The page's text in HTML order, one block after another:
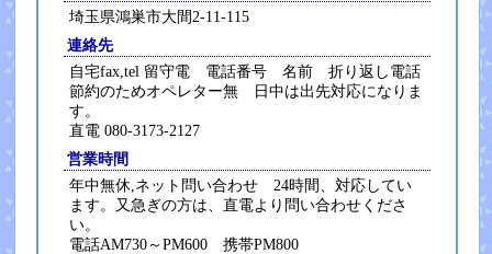
埼玉県鴻巣市大間2-11-115
連絡先
自宅fax,tel 留守電 電話番号 名前 折り返し電話
節約のためオペレター無 日中は出先対応になりま
す。
直電 080-3173-2127
営業時間
年中無休,ネット問い合わせ 24時間、対応してい
ます。又急ぎの方は、直電より問い合わせくださ
い。
電話AM730～PM600 携帯PM800